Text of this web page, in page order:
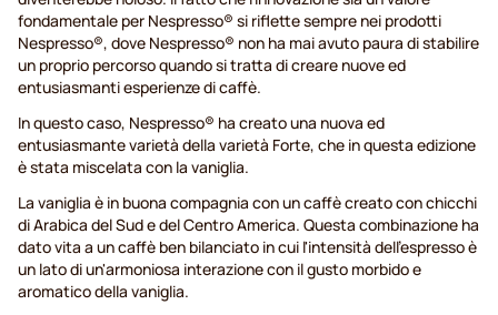
fondamentale per Nespresso® si riflette sempre nei prodotti
Nespresso®, dove Nespresso® non ha mai avuto paura di stabilire
un proprio percorso quando si tratta di creare nuove ed
entusiasmanti esperienze di caffè.
In questo caso, Nespresso® ha creato una nuova ed
entusiasmante varietà della varietà Forte, che in questa edizione
è stata miscelata con la vaniglia.
La vaniglia è in buona compagnia con un caffè creato con chicchi
di Arabica del Sud e del Centro America. Questa combinazione ha
dato vita a un caffè ben bilanciato in cui l'intensità dell'espresso è
un lato di un'armoniosa interazione con il gusto morbido e
aromatico della vaniglia.